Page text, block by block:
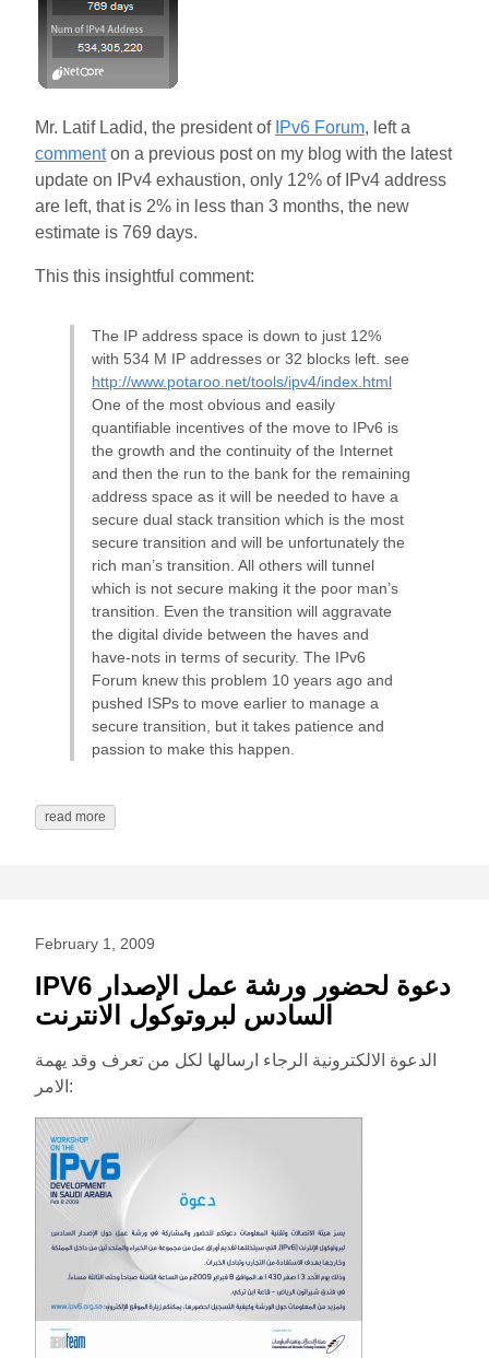
Mr. Latif Ladid, the president of IPv6 Forum, left a
commenton a previous post on my blog with the latest
update on IPv4 exhaustion, only 12% of IPv4 address
are left, that is 2% in less than 3 months, the new
estimate is 769 days.
This this insightful comment:
The IP address space is down to just 12%
with 534 M IP addresses or 32 blocks left. see
http://www.potaroo.net/tools/ipv4/index.html
One of the most obvious and easily
quantifiable incentives of the move to IPv6 is
the growth and the continuity of the Internet
and then the run to the bank for the remaining
address space as it will be needed to have a
secure dual stack transition which is the most
secure transition and will be unfortunately the
rich man’s transition. All others will tunnel
which is not secure making it the poor man’s
transition. Even the transition will aggravate
the digital divide between the haves and
have-nots in terms of security. The IPv6
Forum knew this problem 10 years ago and
pushed ISPs to move earlier to manage a
secure transition, but it takes patience and
passion to make this happen.
read more
February 1, 2009
IPV6 دعوة لحضور ورشة عمل الإصدار
السادس لبروتوكول الانترنت
الدعوة الالكترونية الرجاء ارسالها لكل من تعرف وقد يهمة
الامر: